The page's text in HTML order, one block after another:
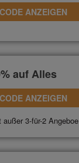
ANZEIGEN
auf Alles
ANZEIGEN
3-für-2 Angeboe